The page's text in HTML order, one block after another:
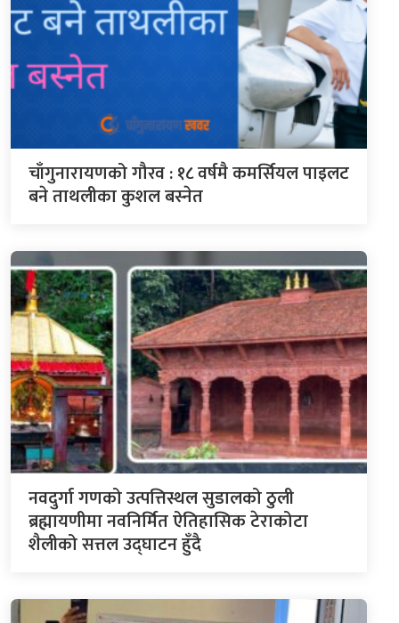
चाँगुनारायणको गौरव : १८ वर्षमै कमर्सियल पाइलट
बने ताथलीका कुशल बस्नेत
नवदुर्गा गणको उत्पत्तिस्थल सुडालको ठुली
ब्रह्मायणीमा नवनिर्मित ऐतिहासिक टेराकोटा
शैलीको सत्तल उद्घाटन हुँदै